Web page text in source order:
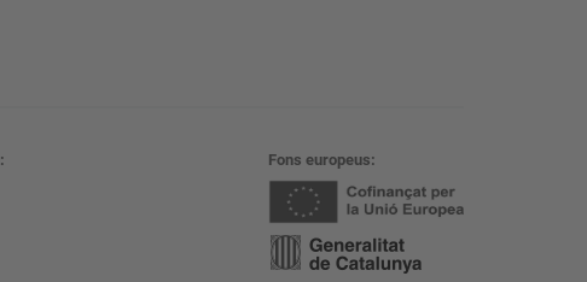
Fons europeus